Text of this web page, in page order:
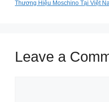
Thương Hiệu Moschino Tại Việt
Leave a